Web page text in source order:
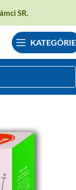
SR.
KATEGÓRIE